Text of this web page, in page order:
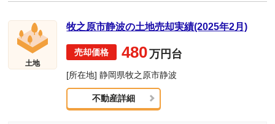
土地
牧之原市静波の土地売却実績(2025年2月)
480万円台
[所在地] 静岡県牧之原市静波
不動産詳細